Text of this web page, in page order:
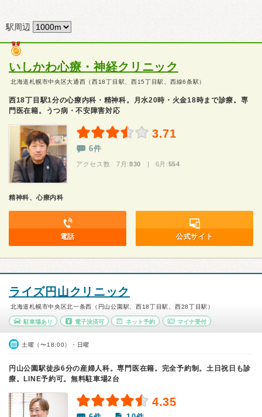
駅周辺
いしかわ心療・神経クリニック
北海道札幌市中央区大通西（西18丁目駅、西15丁目駅、西線6条駅）
西18丁目駅1分の心療内科・精神科。月水20時・火金18時まで診療。専
門医在籍。うつ病・不安障害対応
3.71
6件
アクセス数 7月:830 | 6月:554
精神科、心療内科
電話 公式サイト
ライズ円山クリニック
北海道札幌市中央区北一条西（円山公園駅、西18丁目駅、西28丁目駅）
駐車場あり 電子決済可 ネット予約 マイナ受付
土曜（〜18:00）・日曜
円山公園駅徒歩6分の産婦人科。専門医在籍。完全予約制。土日祝日も診
療。LINE予約可。無料駐車場2台
4.35